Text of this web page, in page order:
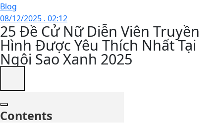
Blog
08/12/2025 . 02:12
25 Đề Cử Nữ Diễn Viên Truyền
Hình Được Yêu Thích Nhất Tại
Ngôi Sao Xanh 2025
Contents